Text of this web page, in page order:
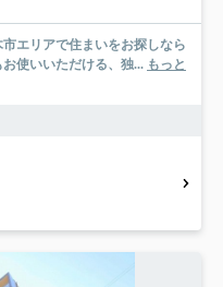
エリアで住まいをお探しなら
お使いいただける、独... もっと